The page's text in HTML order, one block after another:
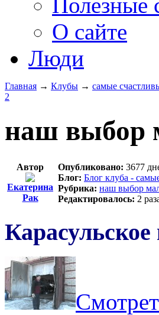
О сайте
Люди
Главная → Клубы → самые
2
наш выбор
Автор
Екатерина
Рак
Опубликовано: 3677
Блог: Блог клуба -
Рубрика: наш выбор
Редактировалось: 2
Карасульское